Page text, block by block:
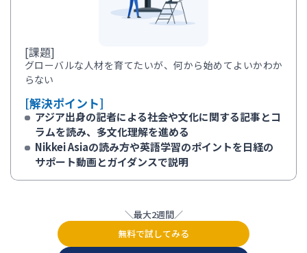
[課題]
グローバルな人材を育てたいが、何から始めてよいかわか
らない
[解決ポイント]
アジア出身の記者による社会や文化に関する記事とコ
ラムを読み、多文化理解を進める
Nikkei Asiaの読み方や英語学習のポイントを日経の
サポート動画とガイダンスで説明
最大2週間
無料で試してみる